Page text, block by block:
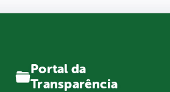
Portal da
Transparência